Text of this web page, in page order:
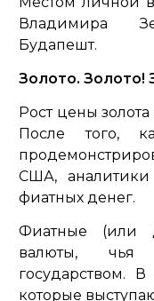
Владимира
Будапешт.
Золото. Золото!
Рост цены
После того,
США, аналитики
фиатных денег.
Фиатные (или
валюты, чья
государством.
которые